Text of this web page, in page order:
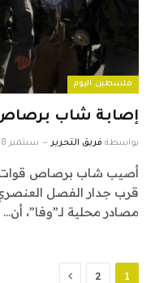
فلسطين اليوم
إصابة شاب برصاص
بواسطة فريق التحرير سبتمبر 18, 2025
أصيب شاب برصاص قوات
قرب جدار الفصل
مصادر محلية لـ”وفا”، أن…
1
2 التالي